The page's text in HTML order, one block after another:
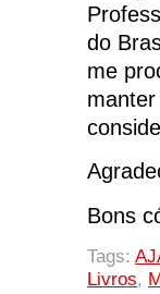
do
me
Bons
Tags:
Livros,